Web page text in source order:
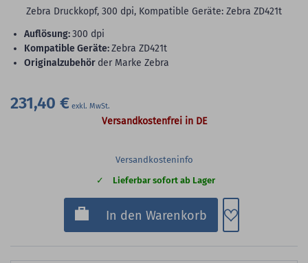
Zebra Druckkopf, 300 dpi, Kompatible Geräte: Zebra ZD421t
Auflösung:300 dpi
Kompatible Geräte:Zebra ZD421t
Originalzubehör der Marke Zebra
231,40 €
Versandkostenfrei in DE
Versandkosteninfo
Lieferbar sofort ab Lager
In den Warenkorb Zum